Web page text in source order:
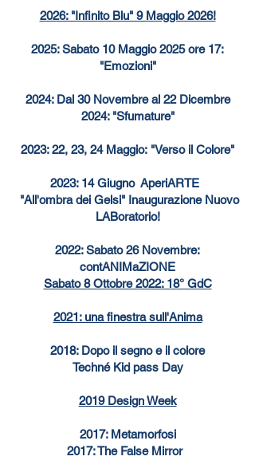
2026: "Infinito Blu" 9 Maggio 2026!
2025: Sabato 10 Maggio 2025 ore 17:
"Emozioni"
2024: Dal 30 Novembre al 22 Dicembre
2024: "Sfumature"
2023: 22, 23, 24 Maggio: "Verso il Colore"
2023: 14 Giugno AperiARTE
"All'ombra dei Gelsi" Inaugurazione Nuovo
LABoratorio!
2022: Sabato 26 Novembre:
contANIMaZIONE
Sabato 8 Ottobre 2022: 18° GdC
2021: una finestra sull'Anima
2018: Dopo il segno e il colore
Techné Kid pass Day
2019 Design Week
2017: Metamorfosi
2017: The False Mirror